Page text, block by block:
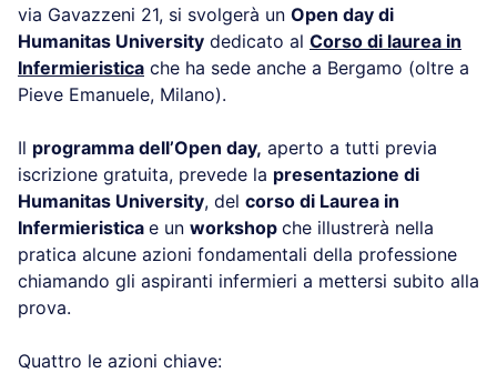
via Gavazzeni 21, si svolgerà un Open day di
Humanitas University dedicato al Corso di laurea in
Infermieristica che ha sede anche a Bergamo (oltre a
Pieve Emanuele, Milano).
Il programma dell’Open day, aperto a tutti previa
iscrizione gratuita, prevede la presentazione di
Humanitas University, del corso di Laurea in
Infermieristica e un workshop che illustrerà nella
pratica alcune azioni fondamentali della professione
chiamando gli aspiranti infermieri a mettersi subito alla
prova.
Quattro le azioni chiave: